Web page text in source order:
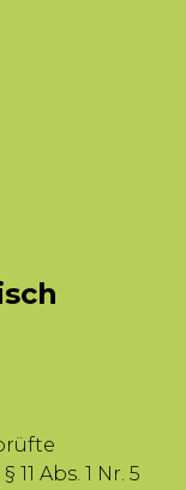
Abs. 1 Nr. 5